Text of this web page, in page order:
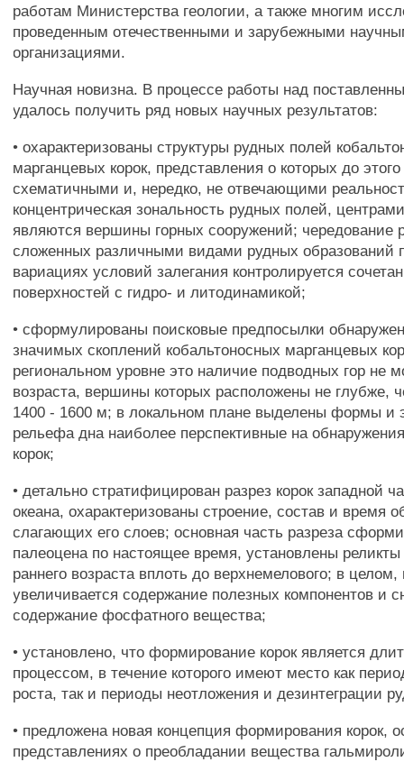
работам Министерства геологии, а также многим
проведенным отечественными и зарубежными
организациями.
Научная новизна. В процессе работы над
удалось получить ряд новых научных результатов:
• охарактеризованы структуры рудных полей
марганцевых корок, представления о которых до
схематичными и, нередко, не отвечающими
концентрическая зональность рудных полей,
являются вершины горных сооружений; чередование
сложенных различными видами рудных образований
вариациях условий залегания контролируется
поверхностей с гидро- и литодинамикой;
• сформулированы поисковые предпосылки
значимых скоплений кобальтоносных марганцевых
региональном уровне это наличие подводных гор не
возраста, вершины которых расположены не глубже,
1400 - 1600 м; в локальном плане выделены формы и
рельефа дна наиболее перспективные на
корок;
• детально стратифицирован разрез корок западной
океана, охарактеризованы строение, состав и время
слагающих его слоев; основная часть разреза
палеоцена по настоящее время, установлены реликты
раннего возраста вплоть до верхнемелового; в целом,
увеличивается содержание полезных компонентов и
содержание фосфатного вещества;
• установлено, что формирование корок является
процессом, в течение которого имеют место как
роста, так и периоды неотложения и дезинтеграции
• предложена новая концепция формирования корок,
представлениях о преобладании вещества